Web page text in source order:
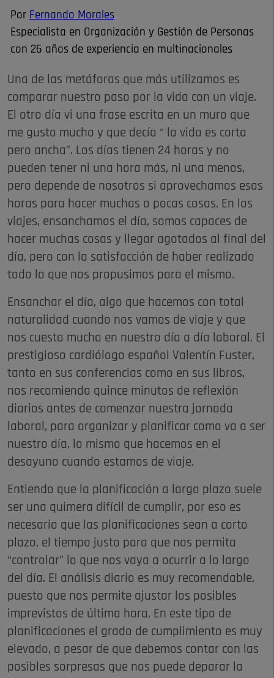
Por Fernando Morales
Especialista en Organización y Gestión de Personas
con 26 años de experiencia en multinacionales
Una de las metáforas que más utilizamos es
comparar nuestro paso por la vida con un viaje.
El otro día vi una frase escrita en un muro que
me gusto mucho y que decía “ la vida es corta
pero ancha”. Los días tienen 24 horas y no
pueden tener ni una hora más, ni una menos,
pero depende de nosotros si aprovechamos esas
horas para hacer muchas o pocas cosas. En los
viajes, ensanchamos el día, somos capaces de
hacer muchas cosas y llegar agotados al final del
día, pero con la satisfacción de haber realizado
todo lo que nos propusimos para el mismo.
Ensanchar el día, algo que hacemos con total
naturalidad cuando nos vamos de viaje y que
nos cuesta mucho en nuestro día a día laboral. El
prestigioso cardiólogo español Valentín Fuster,
tanto en sus conferencias como en sus libros,
nos recomienda quince minutos de reflexión
diarios antes de comenzar nuestra jornada
laboral, para organizar y planificar como va a ser
nuestro día, lo mismo que hacemos en el
desayuno cuando estamos de viaje.
Entiendo que la planificación a largo plazo suele
ser una quimera difícil de cumplir, por eso es
necesario que las planificaciones sean a corto
plazo, el tiempo justo para que nos permita
“controlar” lo que nos vaya a ocurrir a lo largo
del día. El análisis diario es muy recomendable,
puesto que nos permite ajustar los posibles
imprevistos de última hora. En este tipo de
planificaciones el grado de cumplimiento es muy
elevado, a pesar de que debemos contar con las
posibles sorpresas que nos puede deparar la